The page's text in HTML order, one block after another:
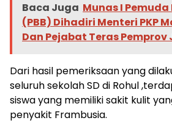
Baca Juga Munas I
(PBB) Dihadiri Menteri PKP
Dan Pejabat Teras Pemprov
Dari hasil pemeriksaan yang
seluruh sekolah SD di Rohul
siswa yang memiliki sakit kulit
penyakit Frambusia.